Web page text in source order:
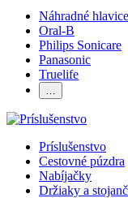
Náhradné hlavice
Oral-B
Philips Sonicare
Panasonic
Truelife
…
Príslušenstvo
Cestovné púzdra
Nabíjačky
Držiaky a